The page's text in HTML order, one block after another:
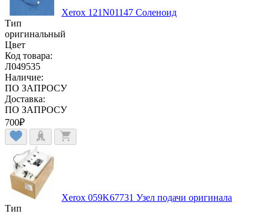
Xerox 121N01147 Соленоид
Тип
оригинальный
Цвет
Код товара:
Л049535
Наличие:
ПО ЗАПРОСУ
Доставка:
ПО ЗАПРОСУ
700₽
Xerox 059K67731 Узел подачи оригинала
Тип